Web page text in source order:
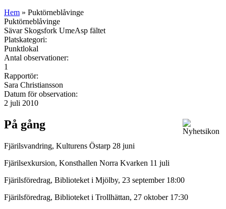
Hem » Puktörneblåvinge
Puktörneblåvinge
Sävar Skogsfork UmeAsp fältet
Platskategori:
Punktlokal
Antal observationer:
1
Rapportör:
Sara Christiansson
Datum för observation:
2 juli 2010
På gång
Fjärilsvandring, Kulturens Östarp 28 juni
Fjärilsexkursion, Konsthallen Norra Kvarken 11 juli
Fjärilsföredrag, Biblioteket i Mjölby, 23 september 18:00
Fjärilsföredrag, Biblioteket i Trollhättan, 27 oktober 17:30